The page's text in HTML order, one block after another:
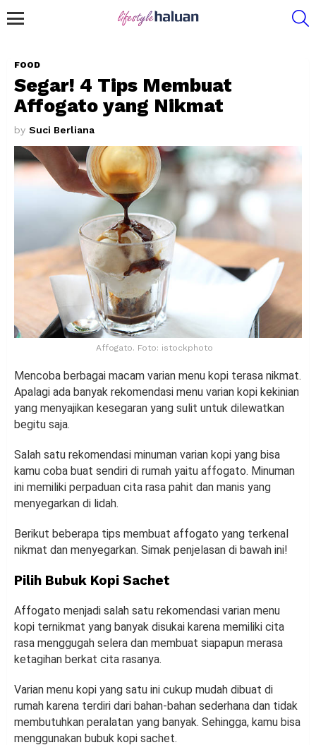
FOOD
Segar! 4 Tips Membuat
Affogato yang Nikmat
by Suci Berliana
Affogato. Foto: istockphoto
Mencoba berbagai macam varian menu kopi terasa nikmat.
Apalagi ada banyak rekomendasi menu varian kopi kekinian
yang menyajikan kesegaran yang sulit untuk dilewatkan
begitu saja.
Salah satu rekomendasi minuman varian kopi yang bisa
kamu coba buat sendiri di rumah yaitu affogato. Minuman
ini memiliki perpaduan cita rasa pahit dan manis yang
menyegarkan di lidah.
Berikut beberapa tips membuat affogato yang terkenal
nikmat dan menyegarkan. Simak penjelasan di bawah ini!
Pilih Bubuk Kopi Sachet
Affogato menjadi salah satu rekomendasi varian menu
kopi ternikmat yang banyak disukai karena memiliki cita
rasa menggugah selera dan membuat siapapun merasa
ketagihan berkat cita rasanya.
Varian menu kopi yang satu ini cukup mudah dibuat di
rumah karena terdiri dari bahan-bahan sederhana dan tidak
membutuhkan peralatan yang banyak. Sehingga, kamu bisa
menggunakan bubuk kopi sachet.